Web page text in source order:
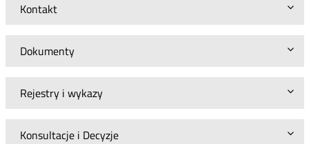
Kontakt
Dokumenty
Rejestry i wykazy
Konsultacje i Decyzje